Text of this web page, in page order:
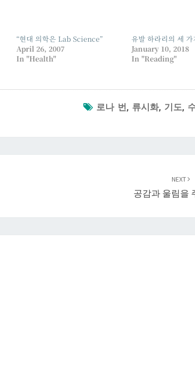
“현대 의학은 Lab Science”
April 26, 2007
In "Health"
유발 하라리의 세 가
January 10, 2018
In "Reading"
로나 번 , 류시화, 기도,
NEXT
공감과 울림을